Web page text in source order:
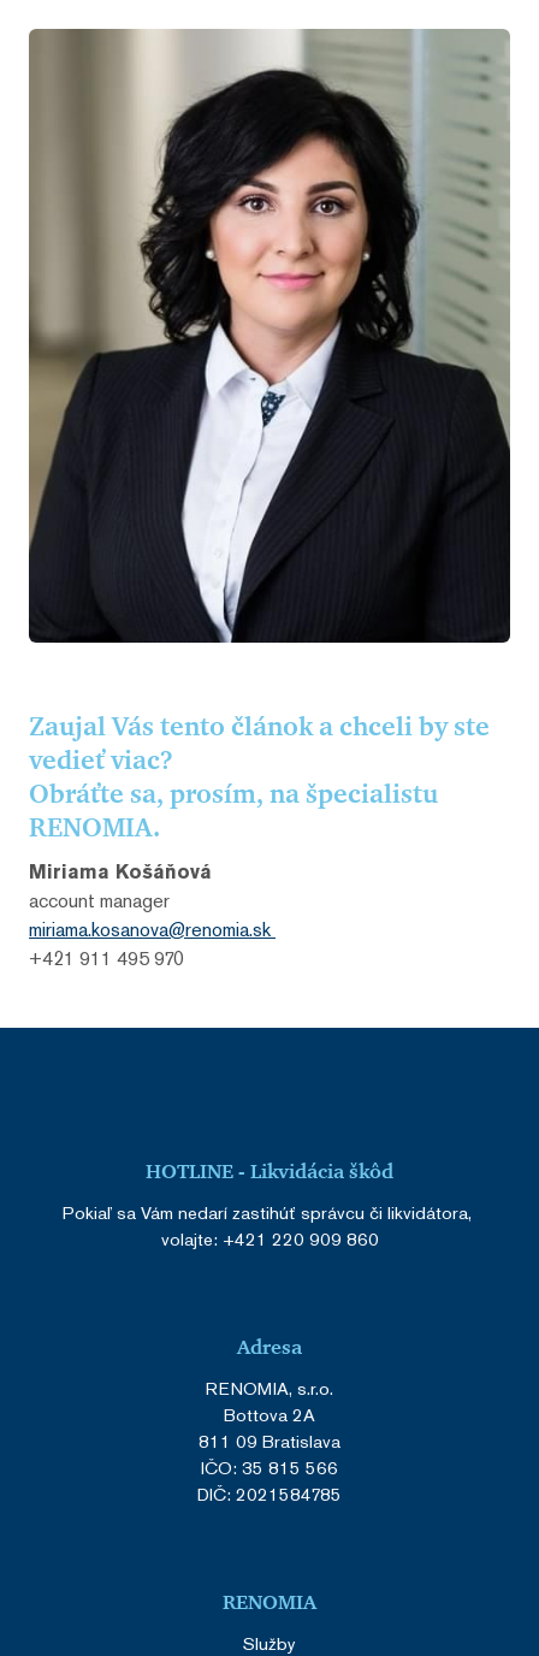
Zaujal Vás tento článok a chceli by ste
vedieť viac?
Obráťte sa, prosím, na špecialistu
RENOMIA.
Miriama Košáňová
account manager
miriama.kosanova@renomia.sk
+421 911 495 970
HOTLINE - Likvidácia škôd
Pokiaľ sa Vám nedarí zastihúť správcu či likvidátora,
volajte: +421 220 909 860
Adresa
RENOMIA, s.r.o.
Bottova 2A
811 09 Bratislava
IČO: 35 815 566
DIČ: 2021584785
RENOMIA
Služby